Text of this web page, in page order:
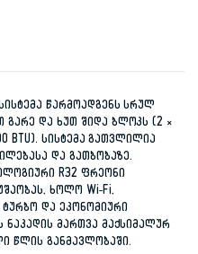
წარმოადგენს სრულ
გარე და ხუთ შიდა ბლოკს (2 ×
BTU). სისტემა გათვლილია
და გათბობაზე.
R32 ფრეონი
ხოლო Wi-Fi,
და ეკონომიური
ნაკადის მართვა მაქსიმალურ
წლის განმავლობაში.